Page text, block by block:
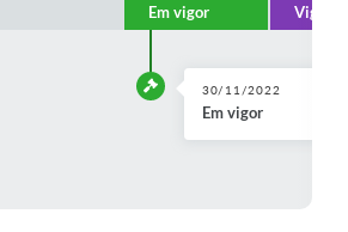
Em vigor
30/11/2022
Em vigor